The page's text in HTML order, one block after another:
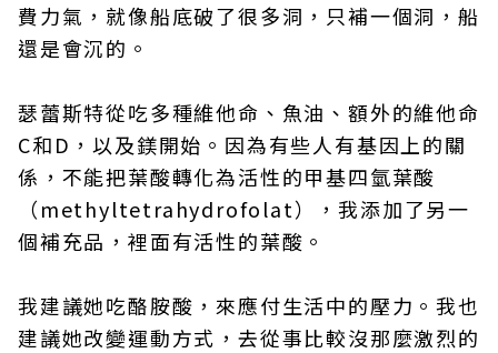
費力氣，就像船底破了很多洞，只補一個洞，船
還是會沉的。
瑟蕾斯特從吃多種維他命、魚油、額外的維他命
C和D，以及鎂開始。因為有些人有基因上的關
係，不能把葉酸轉化為活性的甲基四氫葉酸
（methyltetrahydrofolat），我添加了另一
個補充品，裡面有活性的葉酸。
我建議她吃酪胺酸，來應付生活中的壓力。我也
建議她改變運動方式，去從事比較沒那麼激烈的